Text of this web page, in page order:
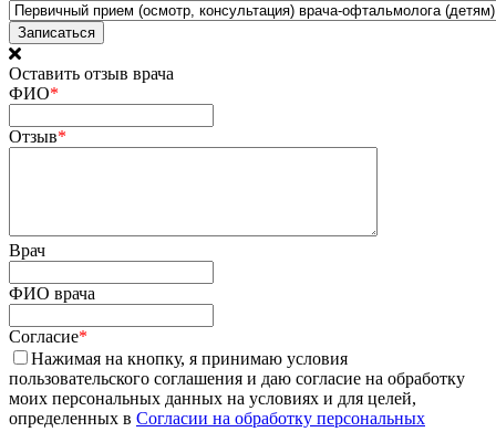
Оставить отзыв врача
ФИО*
Отзыв*
Врач
ФИО врача
Согласие*
Нажимая на кнопку, я принимаю условия
пользовательского соглашения и даю согласие на обработку
моих персональных данных на условиях и для целей,
определенных в Согласии на обработку персональных